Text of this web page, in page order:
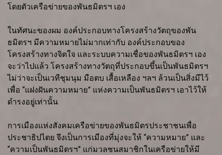
โดยตัวเครือข่ายของพันธมิตรฯ เอง
ในทัศนะของผม องค์ประกอบทางโครงสร้างวัตถุของพัน
ธมิตรฯ มีความหมายไม่มากเท่ากับ องค์ประกอบของ
โครงสร้างทางจิตใจ และระบบความเชื่อของพันธมิตรฯ เอง
จะว่าไปแล้ว โครงสร้างทางวัตถุที่ประกอบขึ้นเป็นพันธมิตรฯ
ไม่ว่าจะเป็นเวทีชุมนุม มือตบ เสื้อเหลือง ฯลฯ ล้วนเป็นสิ่งมีไว้
เพื่อ “แฝงฝันความหมาย” แห่งความเป็นพันธมิตรฯ เอาไว้ให้
ดำรงอยู่เท่านั้น
การเมืองแห่งสังคมเครือข่ายของพันธมิตรประชาชนเพื่อ
ประชาธิปไตย จึงเป็นการเมืองที่มุ่งจะให้ “ความหมาย” และ
“ความเป็นพันธมิตรฯ” แก่มวลชนสมาชิกในเครือข่ายให้มี